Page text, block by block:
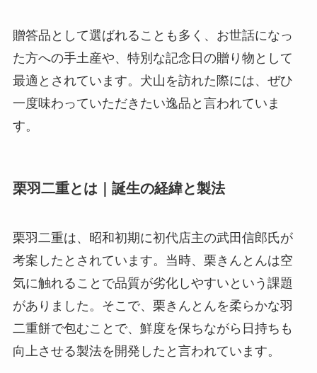
贈答品として選ばれることも多く、お世話になっ
た方への手土産や、特別な記念日の贈り物として
最適とされています。犬山を訪れた際には、ぜひ
一度味わっていただきたい逸品と言われていま
す。
栗羽二重とは｜誕生の経緯と製法
栗羽二重は、昭和初期に初代店主の武田信郎氏が
考案したとされています。当時、栗きんとんは空
気に触れることで品質が劣化しやすいという課題
がありました。そこで、栗きんとんを柔らかな羽
二重餅で包むことで、鮮度を保ちながら日持ちも
向上させる製法を開発したと言われています。